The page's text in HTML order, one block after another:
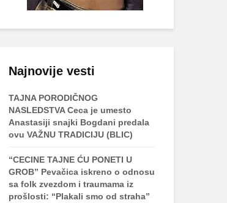
Najnovije vesti
TAJNA PORODIČNOG
NASLEDSTVA Ceca je umesto
Anastasiji snajki Bogdani predala
ovu VAŽNU TRADICIJU (BLIC)
“CECINE TAJNE ĆU PONETI U
GROB” Pevačica iskreno o odnosu
sa folk zvezdom i traumama iz
prošlosti: “Plakali smo od straha”